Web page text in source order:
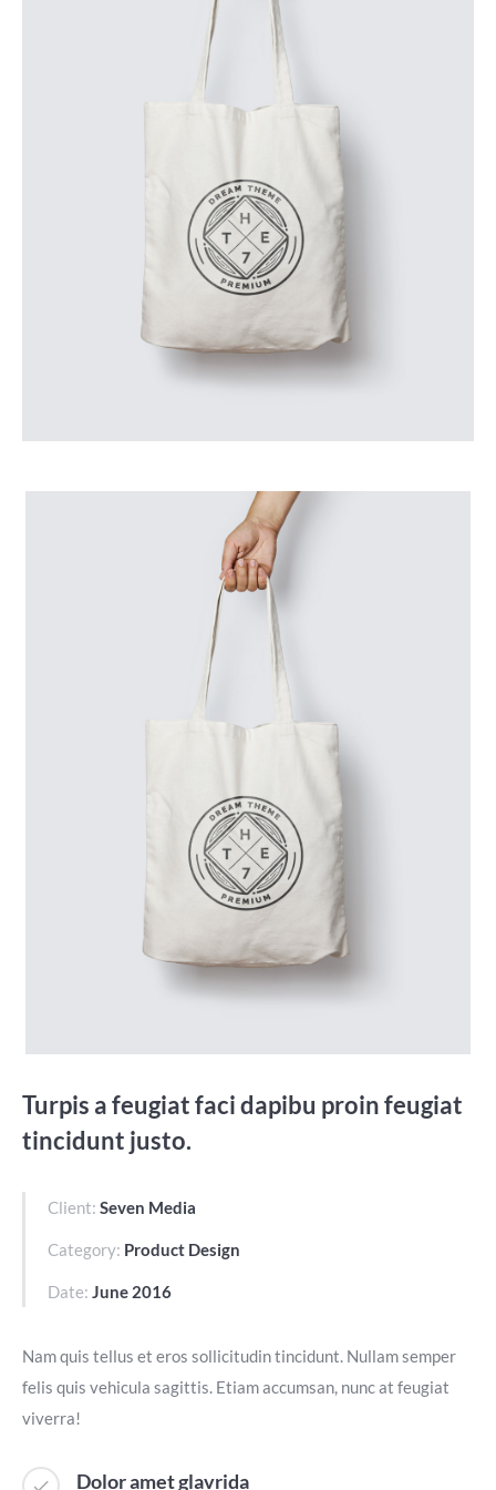
Turpis a feugiat faci dapibu proin feugiat
tincidunt justo.
Client: Seven Media
Category: Product Design
Date: June 2016
Nam quis tellus et eros sollicitudin tincidunt. Nullam semper
felis quis vehicula sagittis. Etiam accumsan, nunc at feugiat
viverra!
Dolor amet glavrida